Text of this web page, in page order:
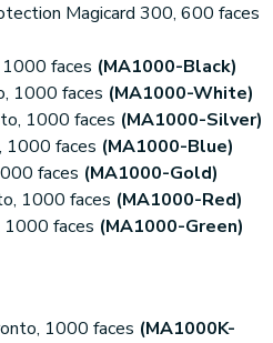
Magicard 300, 600 faces
1000 faces (MA1000-Black)
1000 faces (MA1000-White)
1000 faces (MA1000-Silver)
1000 faces (MA1000-Blue)
faces (MA1000-Gold)
1000 faces (MA1000-Red)
1000 faces (MA1000-Green)
1000 faces (MA1000K-